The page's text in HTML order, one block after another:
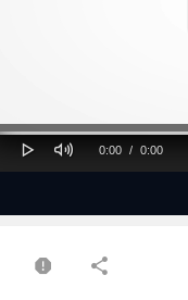
Play Mute
Current
0:00 /
Duration
0:00